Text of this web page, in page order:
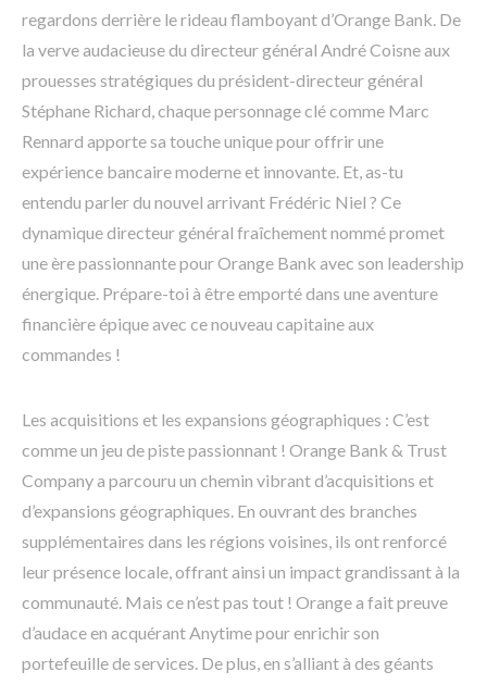
regardons derrière le rideau flamboyant d’Orange Bank. De
la verve audacieuse du directeur général André Coisne aux
prouesses stratégiques du président-directeur général
Stéphane Richard, chaque personnage clé comme Marc
Rennard apporte sa touche unique pour offrir une
expérience bancaire moderne et innovante. Et, as-tu
entendu parler du nouvel arrivant Frédéric Niel ? Ce
dynamique directeur général fraîchement nommé promet
une ère passionnante pour Orange Bank avec son leadership
énergique. Prépare-toi à être emporté dans une aventure
financière épique avec ce nouveau capitaine aux
commandes !
Les acquisitions et les expansions géographiques : C’est
comme un jeu de piste passionnant ! Orange Bank & Trust
Company a parcouru un chemin vibrant d’acquisitions et
d’expansions géographiques. En ouvrant des branches
supplémentaires dans les régions voisines, ils ont renforcé
leur présence locale, offrant ainsi un impact grandissant à la
communauté. Mais ce n’est pas tout ! Orange a fait preuve
d’audace en acquérant Anytime pour enrichir son
portefeuille de services. De plus, en s’alliant à des géants